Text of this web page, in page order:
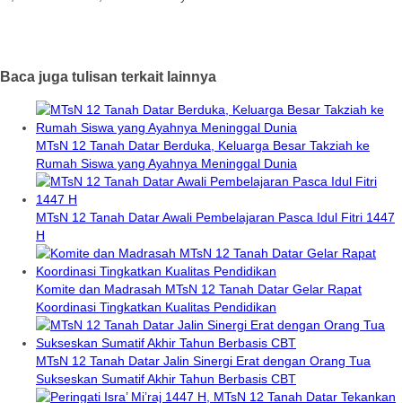
Baca juga tulisan terkait lainnya
MTsN 12 Tanah Datar Berduka, Keluarga Besar Takziah ke
Rumah Siswa yang Ayahnya Meninggal Dunia
MTsN 12 Tanah Datar Awali Pembelajaran Pasca Idul Fitri 1447
H
Komite dan Madrasah MTsN 12 Tanah Datar Gelar Rapat
Koordinasi Tingkatkan Kualitas Pendidikan
MTsN 12 Tanah Datar Jalin Sinergi Erat dengan Orang Tua
Sukseskan Sumatif Akhir Tahun Berbasis CBT